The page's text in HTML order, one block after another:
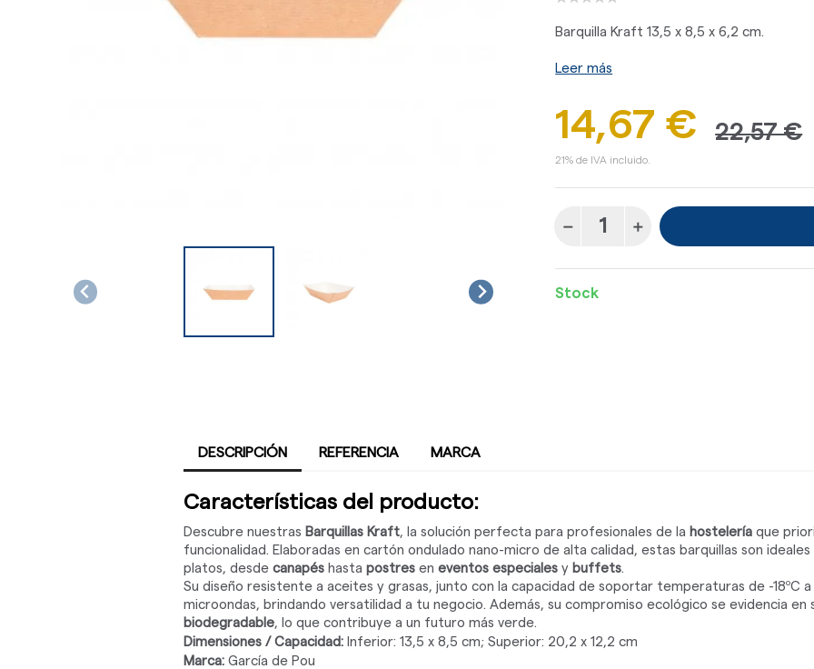
Barquilla Kraft 13,5 x 8,5 x 6,2 cm.
Leer más
14,67 € 22,57 €
21% de IVA incluido.
Stock
DESCRIPCIÓN REFERENCIA MARCA
Características del producto:
Descubre nuestras Barquillas Kraft, la solución perfecta para profesionales de la hosteleríaque
funcionalidad. Elaboradas en cartón ondulado nano-micro de alta calidad, estas barquillas son
platos, desde canapéshasta postresen eventos especialesy buffets.
Su diseño resistente a aceites y grasas, junto con la capacidad de soportar temperaturas de -18ºC a
microondas, brindando versatilidad a tu negocio. Además, su compromiso ecológico se evidencia en
biodegradable, lo que contribuye a un futuro más verde.
Dimensiones / Capacidad:Inferior: 13,5 x 8,5 cm; Superior: 20,2 x 12,2 cm
Marca:García de Pou